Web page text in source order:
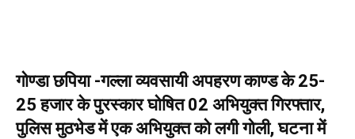
गोण्डा छपिया -गल्ला व्यवसायी अपहरण काण्ड के 25-
25 हजार के पुरस्कार घोषित 02 अभियुक्त गिरफ्तार,
पुलिस मुठभेड में एक अभियुक्त को लगी गोली, घटना में